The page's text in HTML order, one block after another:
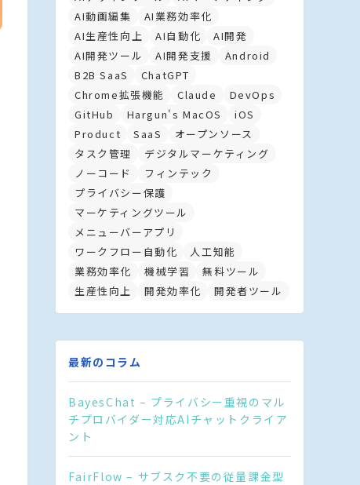
AI動画編集
AI業務効率化
AI生産性向上
AI自動化
AI開発
AI開発ツール
AI開発支援
Android
B2B SaaS
ChatGPT
Chrome拡張機能
Claude
DevOps
GitHub
Hargun's MacOS
iOS
Product
SaaS
オープンソース
タスク管理
デジタルマーケティング
ノーコード
フィンテック
プライバシー保護
マーケティングツール
メニューバーアプリ
ワークフロー自動化
人工知能
業務効率化
機械学習
無料ツール
生産性向上
開発効率化 開発者ツール
最新のコラム
BayesChat – プライバシー重視のマル
チプロバイダー対応AIチャットクライア
ント
FairFlow – サブスク不要の従量課金型